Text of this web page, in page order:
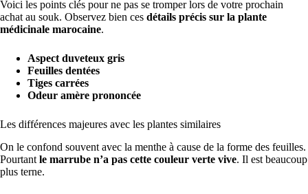
Voici les points clés pour ne pas se tromper lors de votre prochain
achat au souk. Observez bien ces détails précis sur la plante
médicinale marocaine.
Aspect duveteux gris
Feuilles dentées
Tiges carrées
Odeur amère prononcée
Les différences majeures avec les plantes similaires
On le confond souvent avec la menthe à cause de la forme des feuilles.
Pourtant le marrube n’a pas cette couleur verte vive. Il est beaucoup
plus terne.